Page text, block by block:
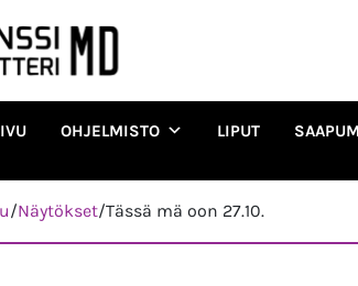
OHJELMISTO LIPUT
/Näytökset/Tässä mä oon 27.10.